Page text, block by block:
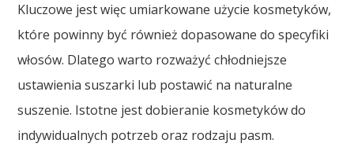
Kluczowe jest więc umiarkowane użycie kosmetyków,
które powinny być również dopasowane do specyfiki
włosów. Dlatego warto rozważyć chłodniejsze
ustawienia suszarki lub postawić na naturalne
suszenie. Istotne jest dobieranie kosmetyków do
indywidualnych potrzeb oraz rodzaju pasm.